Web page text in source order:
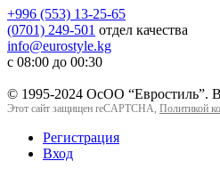
+996 (553) 13-25-65
(0701) 249-501 отдел качества
info@eurostyle.kg
с 08:00 до 00:30
© 1995-2024 ОсОО “Евростиль”.
Этот сайт защищен reCAPTCHA, Политикой
Регистрация
Вход